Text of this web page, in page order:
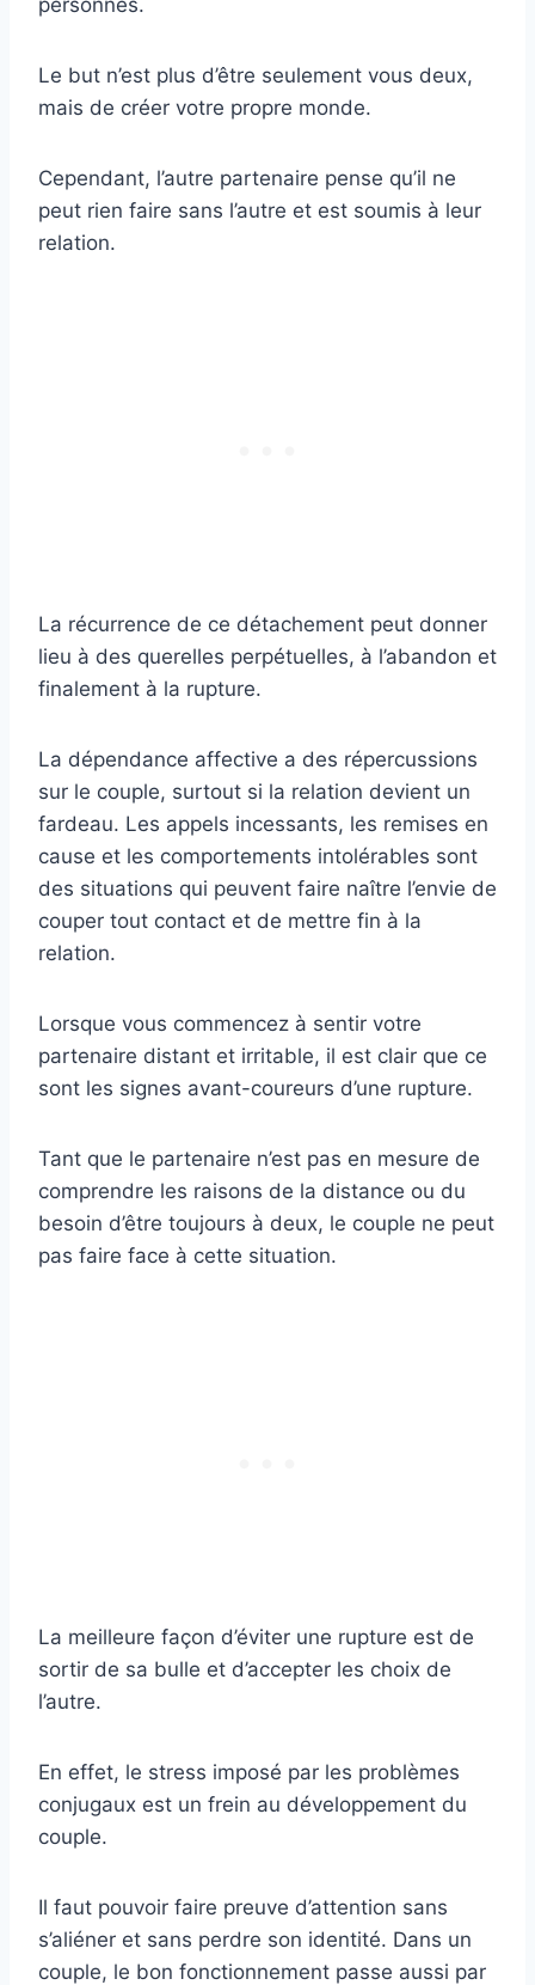
Le but n’est plus d’être seulement vous deux,
mais de créer votre propre monde.
Cependant, l’autre partenaire pense qu’il ne
peut rien faire sans l’autre et est soumis à leur
relation.
La récurrence de ce détachement peut donner
lieu à des querelles perpétuelles, à l’abandon et
finalement à la rupture.
La dépendance affective a des répercussions
sur le couple, surtout si la relation devient un
fardeau. Les appels incessants, les remises en
cause et les comportements intolérables sont
des situations qui peuvent faire naître l’envie de
couper tout contact et de mettre fin à la
relation.
Lorsque vous commencez à sentir votre
partenaire distant et irritable, il est clair que ce
sont les signes avant-coureurs d’une rupture.
Tant que le partenaire n’est pas en mesure de
comprendre les raisons de la distance ou du
besoin d’être toujours à deux, le couple ne peut
pas faire face à cette situation.
La meilleure façon d’éviter une rupture est de
sortir de sa bulle et d’accepter les choix de
l’autre.
En effet, le stress imposé par les problèmes
conjugaux est un frein au développement du
couple.
Il faut pouvoir faire preuve d’attention sans
s’aliéner et sans perdre son identité. Dans un
couple, le bon fonctionnement passe aussi par